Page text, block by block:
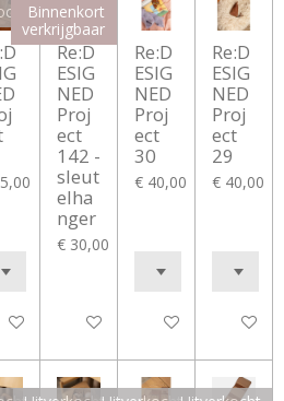
hoogte
mij op de hoogte
Binnenkort
verkrijgbaar
Re:D
ESIG
NED
Proj
ect
142 -
sleut
elha
nger
€ 30,00
Houd mij op de hoogte
Re:D
ESIG
NED
Proj
ect
30
€ 40,00
In winkelwagen
Re:D
ESIG
NED
Proj
ect
29
€ 40,00
In